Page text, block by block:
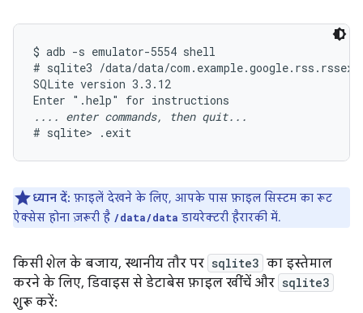
$ adb -s emulator-5554 shell
# sqlite3 /data/data/
SQLite version 3.3.12
.... enter commands, then quit...
ध्यान दें: फ़ाइलें देखने के लिए, आपके पास फ़ाइल सिस्टम का रूट
ऐक्सेस होना ज़रूरी है /data/data डायरेक्टरी हैरारकी में.
किसी शेल के बजाय, स्थानीय तौर पर sqlite3 का इस्तेमाल
करने के लिए, डिवाइस से डेटाबेस फ़ाइल खींचें और sqlite3
शुरू करें: